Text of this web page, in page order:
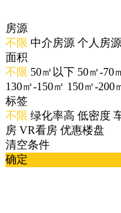
房源
不限 中介房源 个人房源
面积
不限 50㎡以下 50㎡-70
130㎡-150㎡ 150㎡-200
标签
不限 绿化率高 低密度
房 VR看房 优惠楼盘
清空条件
确定